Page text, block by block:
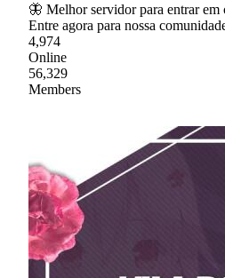
🦋 Melhor servidor para entrar
Entre agora para nossa
4,974
Online
56,329
Members